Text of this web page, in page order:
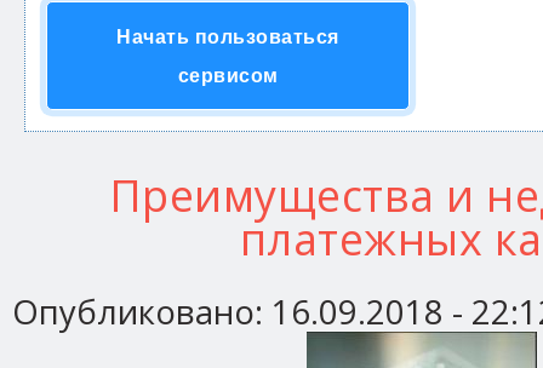
Начать пользоваться
сервисом
Преимущества и
платежных
Опубликовано: 16.09.2018 -